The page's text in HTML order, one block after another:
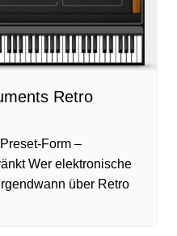
Retro
Form –
Wer elektronische
über Retro